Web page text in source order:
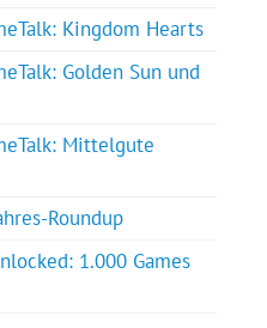
Kingdom Hearts
Golden Sun und
Mittelgute
Roundup
1.000 Games